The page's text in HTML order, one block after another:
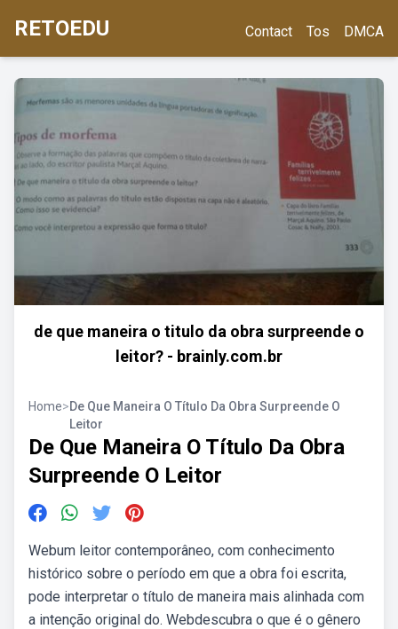
RETOEDU Contact Tos DMCA
de que maneira o titulo da obra surpreende o
leitor? - brainly.com.br
Home>De Que Maneira O Título Da Obra Surpreende O
Leitor
De Que Maneira O Título Da Obra
Surpreende O Leitor
Webum leitor contemporâneo, com conhecimento
histórico sobre o período em que a obra foi escrita,
pode interpretar o título de maneira mais alinhada com
a intenção original do. Webdescubra o que é o gênero